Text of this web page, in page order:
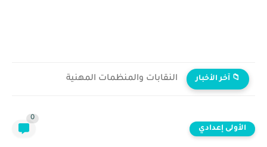
📁 آخر الأخبار النقابات والمنظمات المهنية
الأولى إعدادي
0